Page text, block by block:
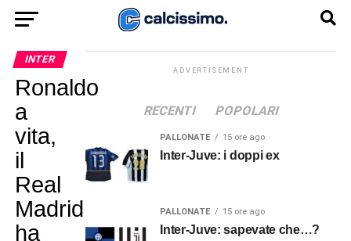
INTER
Ronaldo
a
vita,
il
Real
Madrid
ha
ADVERTISEMENT
RECENTI POPOLARI
PALLONATE 15 ore ago
Inter-Juve: i doppi ex
PALLONATE 15 ore ago
Inter-Juve: sapevate che…?